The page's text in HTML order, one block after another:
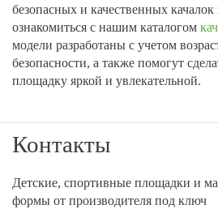
безопасных и качественных
ознакомиться с нашим каталогом
модели разработаны с учетом
безопасности, а также помогут
площадку яркой и увлекательной.
Контакты
Детские, спортивные площадки и
формы от производителя под ключ